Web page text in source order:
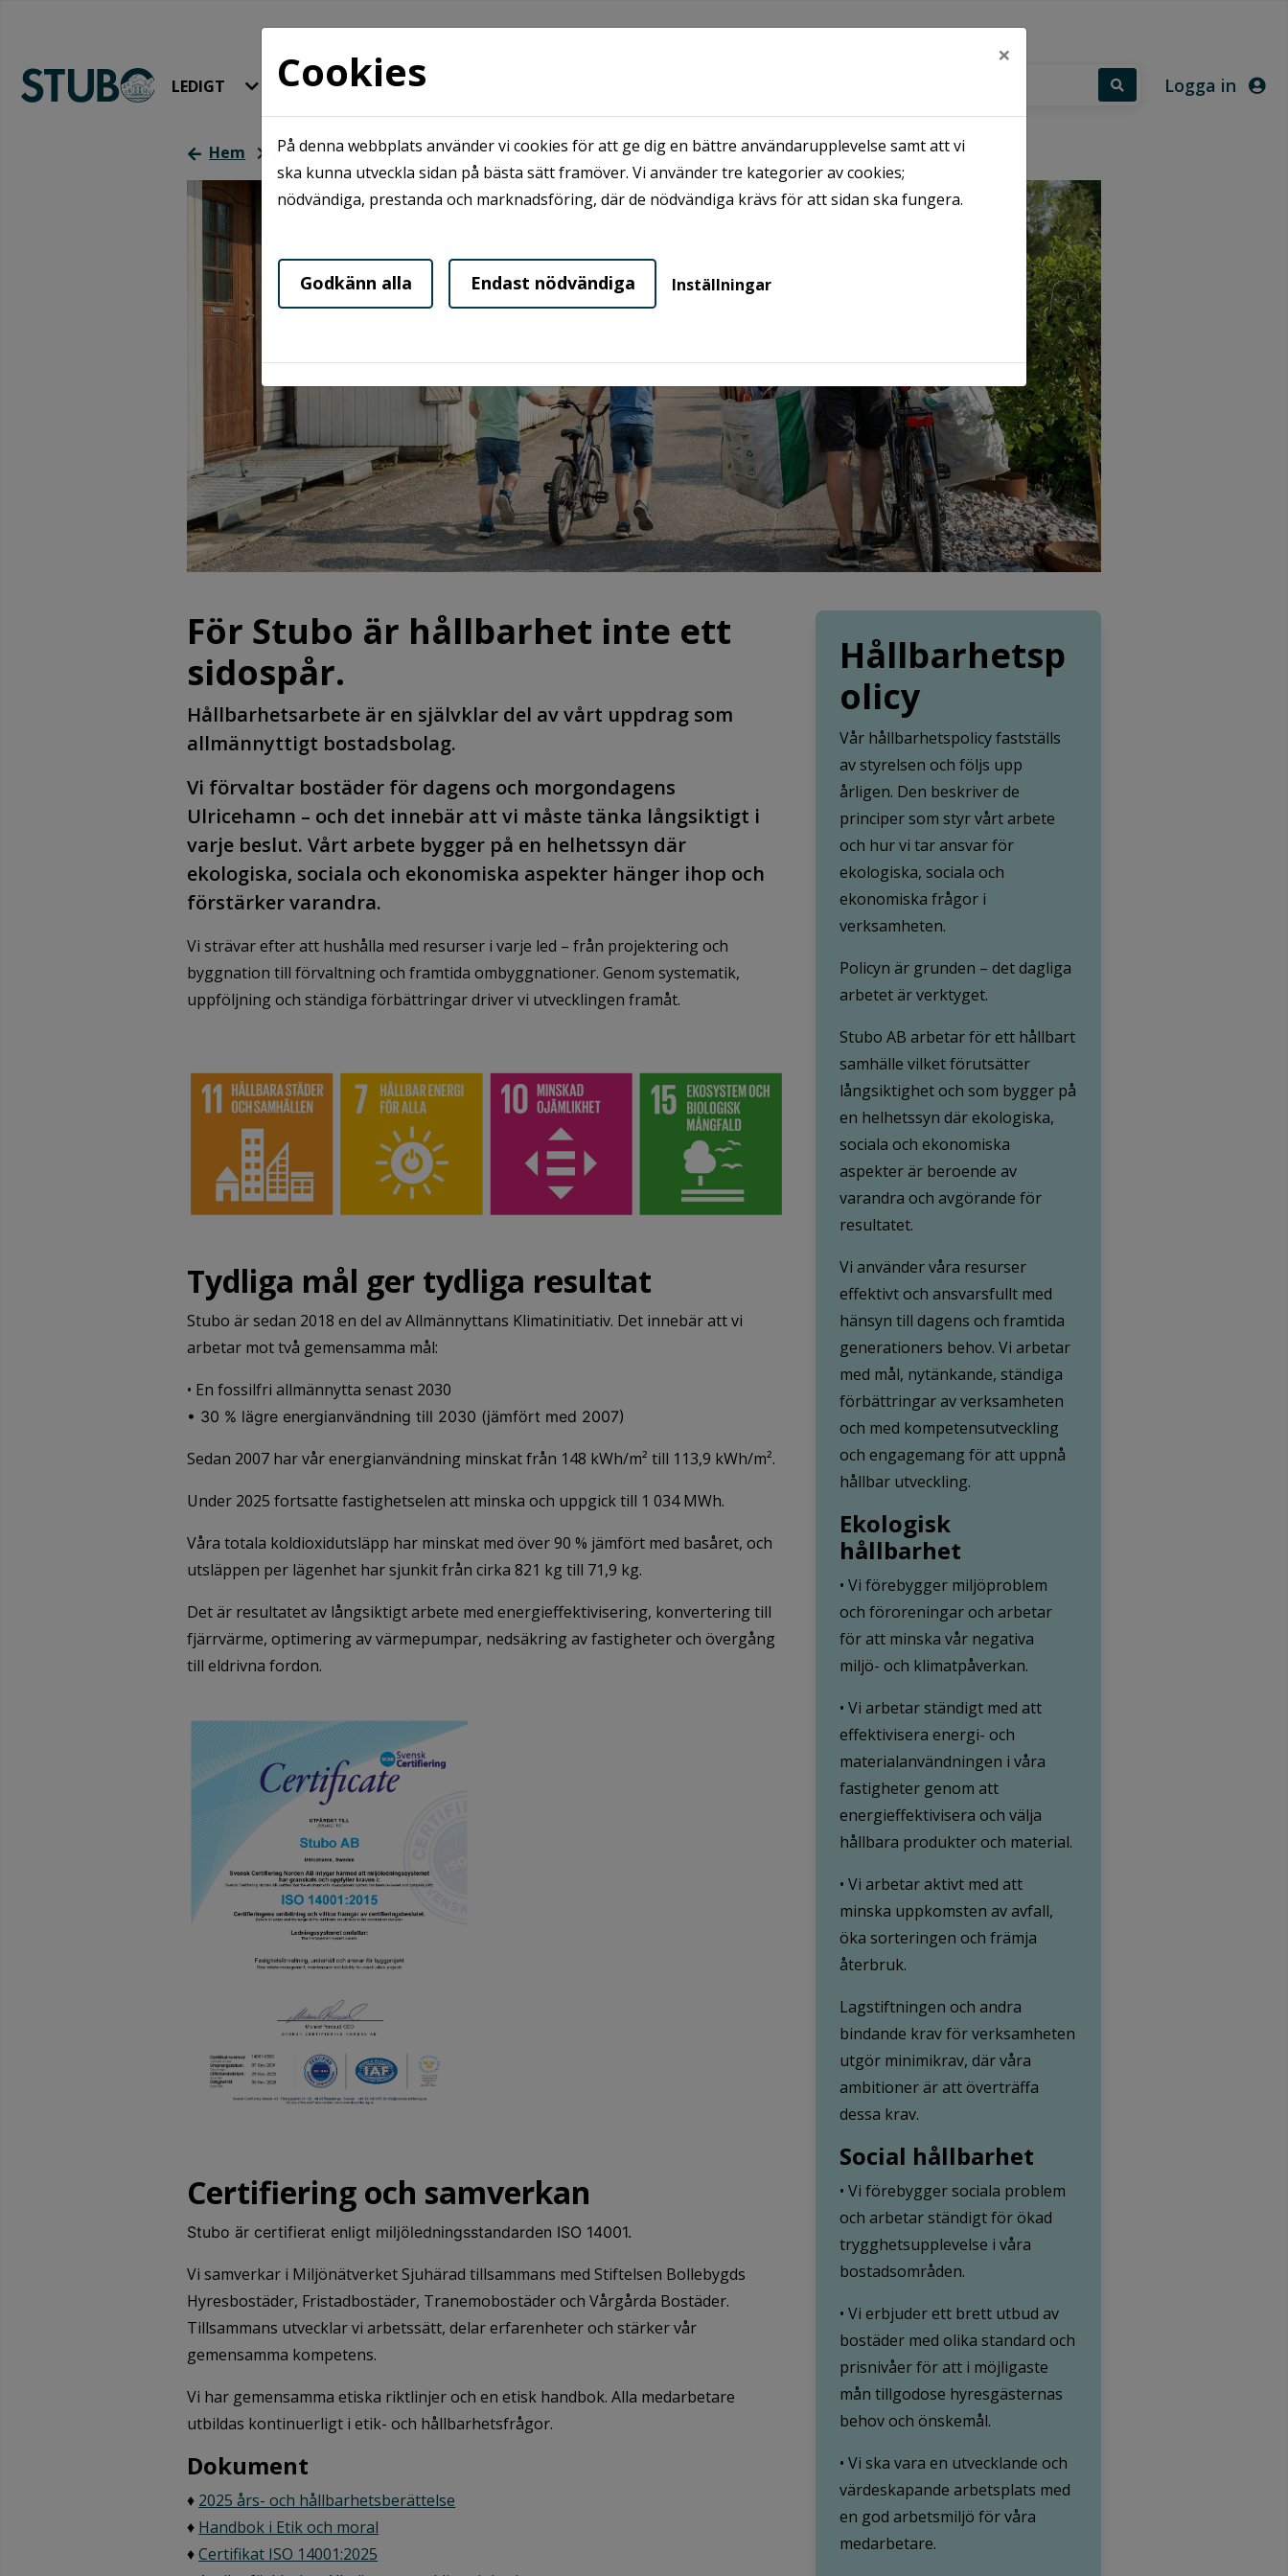
Logga in
LEDIGT HYRA & BO KUNDSERVICE
Hem Om oss Hållbarhet
För Stubo är hållbarhet inte ett
sidospår.
Hållbarhetsarbete är en självklar del av vårt uppdrag som
allmännyttigt bostadsbolag.
Vi förvaltar bostäder för dagens och morgondagens
Ulricehamn – och det innebär att vi måste tänka långsiktigt i
varje beslut. Vårt arbete bygger på en helhetssyn där
ekologiska, sociala och ekonomiska aspekter hänger ihop och
förstärker varandra.
Vi strävar efter att hushålla med resurser i varje led – från projektering och
byggnation till förvaltning och framtida ombyggnationer. Genom systematik,
uppföljning och ständiga förbättringar driver vi utvecklingen framåt.
Tydliga mål ger tydliga resultat
Stubo är sedan 2018 en del av Allmännyttans Klimatinitiativ. Det innebär att vi
arbetar mot två gemensamma mål:
• En fossilfri allmännytta senast 2030
• 30 % lägre energianvändning till 2030 (jämfört med 2007)
Sedan 2007 har vår energianvändning minskat från 148 kWh/m² till 113,9 kWh/m².
Under 2025 fortsatte fastighetselen att minska och uppgick till 1 034 MWh.
Våra totala koldioxidutsläpp har minskat med över 90 % jämfört med basåret, och
utsläppen per lägenhet har sjunkit från cirka 821 kg till 71,9 kg.
Det är resultatet av långsiktigt arbete med energieffektivisering, konvertering till
fjärrvärme, optimering av värmepumpar, nedsäkring av fastigheter och övergång
till eldrivna fordon.
Certifiering och samverkan
Stubo är certifierat enligt miljöledningsstandarden ISO 14001.
Vi samverkar i Miljönätverket Sjuhärad tillsammans med Stiftelsen Bollebygds
Hyresbostäder, Fristadbostäder, Tranemobostäder och Vårgårda Bostäder.
Tillsammans utvecklar vi arbetssätt, delar erfarenheter och stärker vår
gemensamma kompetens.
Vi har gemensamma etiska riktlinjer och en etisk handbok. Alla medarbetare
utbildas kontinuerligt i etik- och hållbarhetsfrågor.
Dokument
♦ 2025 års- och hållbarhetsberättelse
♦ Handbok i Etik och moral
♦Certifikat ISO 14001:2025
Hållbarhetsp
olicy
Vår hållbarhetspolicy fastställs
av styrelsen och följs upp
årligen. Den beskriver de
principer som styr vårt arbete
och hur vi tar ansvar för
ekologiska, sociala och
ekonomiska frågor i
verksamheten.
Policyn är grunden – det dagliga
arbetet är verktyget.
Stubo AB arbetar för ett hållbart
samhälle vilket förutsätter
långsiktighet och som bygger på
en helhetssyn där ekologiska,
sociala och ekonomiska
aspekter är beroende av
varandra och avgörande för
resultatet.
Vi använder våra resurser
effektivt och ansvarsfullt med
hänsyn till dagens och framtida
generationers behov. Vi arbetar
med mål, nytänkande, ständiga
förbättringar av verksamheten
och med kompetensutveckling
och engagemang för att uppnå
hållbar utveckling.
Ekologisk
hållbarhet
• Vi förebygger miljöproblem
och föroreningar och arbetar
för att minska vår negativa
miljö- och klimatpåverkan.
• Vi arbetar ständigt med att
effektivisera energi- och
materialanvändningen i våra
fastigheter genom att
energieffektivisera och välja
hållbara produkter och material.
• Vi arbetar aktivt med att
minska uppkomsten av avfall,
öka sorteringen och främja
återbruk.
Lagstiftningen och andra
bindande krav för verksamheten
utgör minimikrav, där våra
ambitioner är att överträffa
dessa krav.
Social hållbarhet
• Vi förebygger sociala problem
och arbetar ständigt för ökad
trygghetsupplevelse i våra
bostadsområden.
• Vi erbjuder ett brett utbud av
bostäder med olika standard och
prisnivåer för att i möjligaste
mån tillgodose hyresgästernas
behov och önskemål.
• Vi ska vara en utvecklande och
värdeskapande arbetsplats med
en god arbetsmiljö för våra
medarbetare.
Cookies ×
På denna webbplats använder vi cookies för att ge dig en bättre användarupplevelse samt att vi
ska kunna utveckla sidan på bästa sätt framöver. Vi använder tre kategorier av cookies;
nödvändiga, prestanda och marknadsföring, där de nödvändiga krävs för att sidan ska fungera.
Godkänn alla Endast nödvändiga Inställningar